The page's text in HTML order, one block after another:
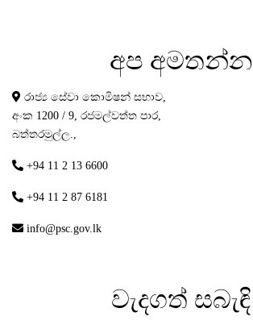
අප අමතන්න
රාජ්‍ය සේවා කොමිෂන් සභාව,
අංක 1200 / 9, රජමල්වත්ත පාර,
බත්තරමුල්ල.,
+94 11 2 13 6600
+94 11 2 87 6181
info@psc.gov.lk
වැදගත් සබැඳි